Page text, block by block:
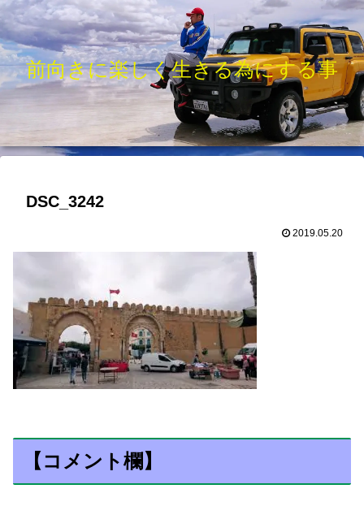
前向きに楽しく生きる為にする事
DSC_3242
2019.05.20
【コメント欄】